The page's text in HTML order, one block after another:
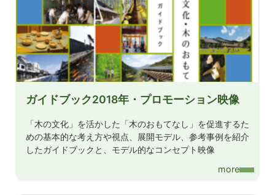
ガイドブック2018年・プロモーション映像
「木の文化」を活かした「木のおもてなし」を促進するた
めの基本的な考え方や視点、展開モデル、参考事例を紹介
したガイドブックと、モデル的なコンセプト映像
more